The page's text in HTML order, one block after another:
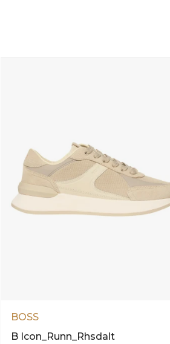
BOSS
B Icon_Runn_Rhsdalt